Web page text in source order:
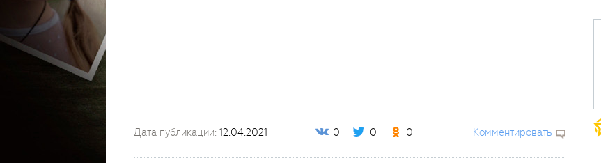
Дата публикации: 12.04.2021 0 0 0 Комментировать